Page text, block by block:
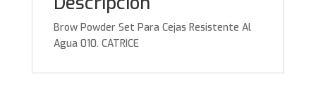
Brow Powder Set Para Cejas Resistente Al
Agua 010. CATRICE